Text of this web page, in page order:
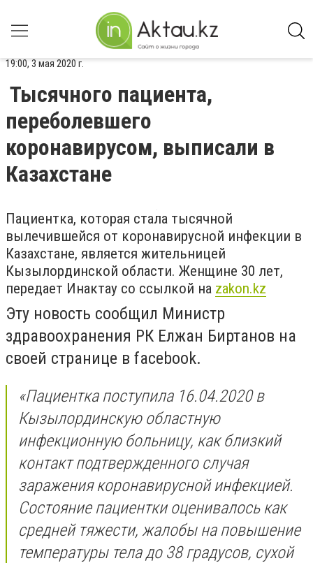
19:00, 3 мая 2020 г.
Тысячного пациента,
переболевшего
коронавирусом, выписали в
Казахстане
Пациентка, которая стала тысячной
вылечившейся от коронавирусной инфекции в
Казахстане, является жительницей
Кызылординской области. Женщине 30 лет,
передает Инактау со ссылкой на zakon.kz
Эту новость сообщил Министр
здравоохранения РК Елжан Биртанов на
своей странице в facebook.
«Пациентка поступила 16.04.2020 в
Кызылординскую областную
инфекционную больницу, как близкий
контакт подтвержденного случая
заражения коронавирусной инфекцией.
Состояние пациентки оценивалось как
средней тяжести, жалобы на повышение
температуры тела до 38 градусов, сухой